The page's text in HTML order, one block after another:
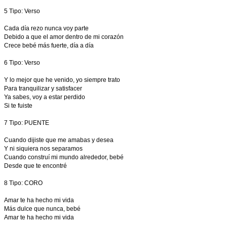
5 Tipo: Verso
Cada día rezo nunca voy parte
Debido a que el amor dentro de mi corazón
Crece bebé más fuerte, día a día
6 Tipo: Verso
Y lo mejor que he venido, yo siempre trato
Para tranquilizar y satisfacer
Ya sabes, voy a estar perdido
Si te fuiste
7 Tipo: PUENTE
Cuando dijiste que me amabas y desea
Y ni siquiera nos separamos
Cuando construí mi mundo alrededor, bebé
Desde que te encontré
8 Tipo: CORO
Amar te ha hecho mi vida
Más dulce que nunca, bebé
Amar te ha hecho mi vida